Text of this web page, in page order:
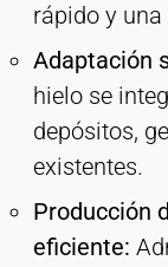
rápido y
Adaptación
hielo se
depósitos,
existentes.
Producción
eficiente: